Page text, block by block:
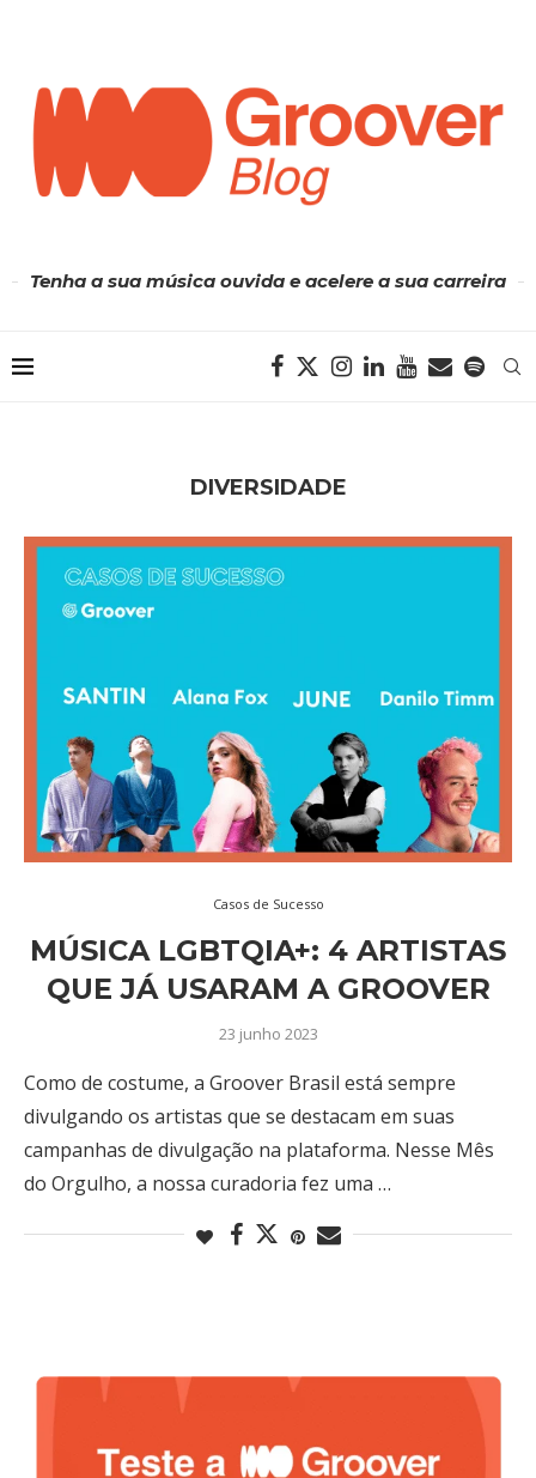
Tenha a sua música ouvida e acelere a sua carreira
DIVERSIDADE
Casos de Sucesso
MÚSICA LGBTQIA+: 4 ARTISTAS
QUE JÁ USARAM A GROOVER
23 junho 2023
Como de costume, a Groover Brasil está sempre
divulgando os artistas que se destacam em suas
campanhas de divulgação na plataforma. Nesse Mês
do Orgulho, a nossa curadoria fez uma …